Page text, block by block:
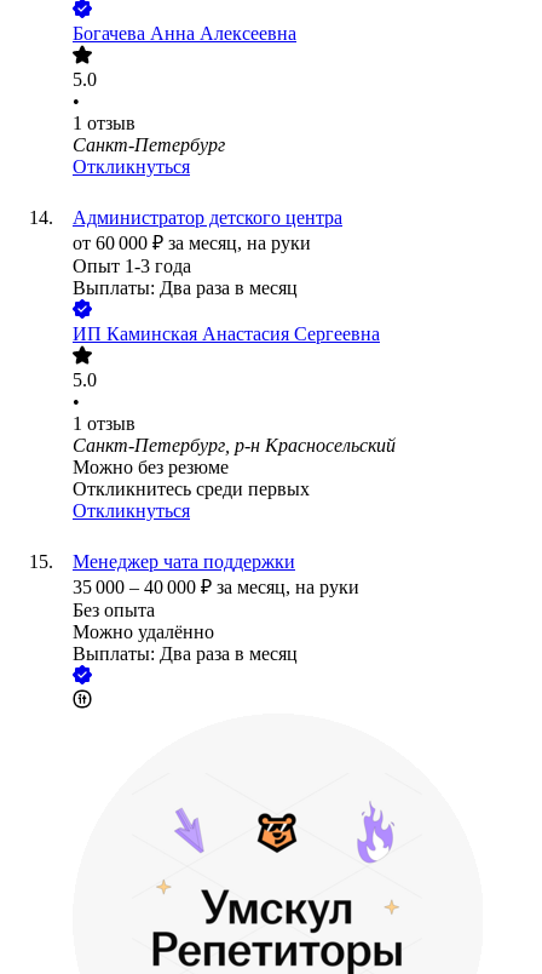
Богачева Анна Алексеевна
5.0
•
1 отзыв
Санкт-Петербург
Откликнуться
Администратор детского центра
от 60 000 ₽ за месяц, на руки
Опыт 1-3 года
Выплаты: Два раза в месяц
ИП Каминская Анастасия Сергеевна
5.0
•
1 отзыв
Санкт-Петербург, р-н Красносельский
Можно без резюме
Откликнитесь среди первых
Откликнуться
Менеджер чата поддержки
35 000 – 40 000 ₽ за месяц, на руки
Без опыта
Можно удалённо
Выплаты: Два раза в месяц